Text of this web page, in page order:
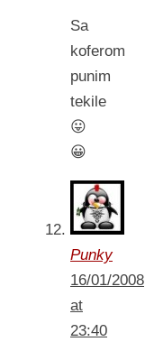
Sa
koferom
punim
tekile
😛
😀
Punky
16/01/2008
at
23:40